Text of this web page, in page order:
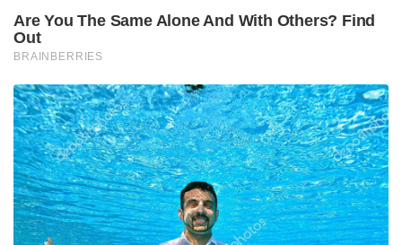
ഉപകരണങ്ങൾ, അറ്റകുറ്റപ്പണിക്കുള്ള സഹായം,
റഫാൽ വിമാനങ്ങൾ പ്രവർത്തിപ്പിക്കാൻ കഴിയുന്ന
തുടങ്ങിയവയുൾപ്പെടെയുള്ളവയും
കരാറിനൊപ്പമുണ്ടെന്നാണ് സൂചന.
കാലഹരണപ്പെടുന്ന മിഗ്-29കെ യുദ്ധവിമാനങ്ങളുടെ
പ്രവർത്തനം ക്രമേണ നിർത്തലാക്കും. പുതിയ റഫേൽ
മറൈൻ ജെറ്റുകൾക്ക് പറക്കുന്നതിനിടയിൽ പരസ്പരം
ഇന്ധനം നിറയ്ക്കാൻ സാധിക്കുന്നവയാണ്.